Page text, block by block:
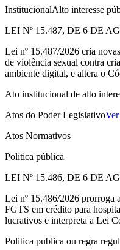
InstitucionalAlto interesse
LEI Nº 15.487, DE 6 DE
Lei nº 15.487/2026 cria
de violência sexual contra
ambiente digital, e altera o
Ato institucional de alto
Atos do Poder Legislativo
Atos Normativos
Política pública
LEI Nº 15.486, DE 6 DE
Lei nº 15.486/2026 prorroga
FGTS em crédito para
lucrativos e interpreta a Lei
Politica publica ou regra